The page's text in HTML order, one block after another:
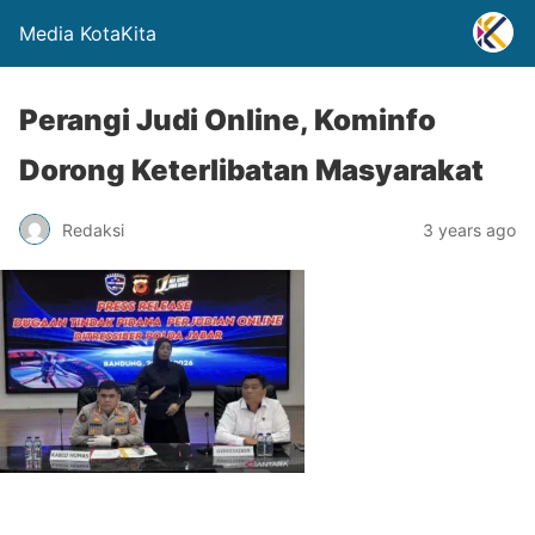
Media KotaKita
Perangi Judi Online, Kominfo
Dorong Keterlibatan Masyarakat
Redaksi 3 years ago